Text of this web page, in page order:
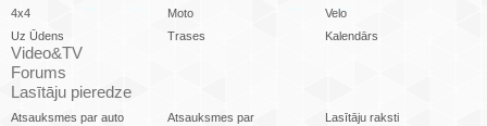
4x4
Moto
Velo
Uz Ūdens
Trases Kalendārs
Video&TV
Forums
Lasītāju pieredze
Atsauksmes par auto
Atsauksmes par
Lasītāju raksti